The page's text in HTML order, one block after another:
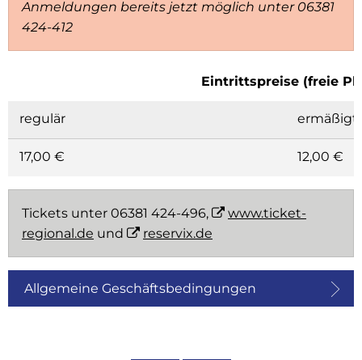
Anmeldungen bereits jetzt möglich unter 06381
424-412
Eintrittspreise (freie
regulär ermäßigt
17,00 € 12,00 €
Tickets unter 06381 424-496,
www.ticket-
regional.de und reservix.de
Allgemeine Geschäftsbedingungen